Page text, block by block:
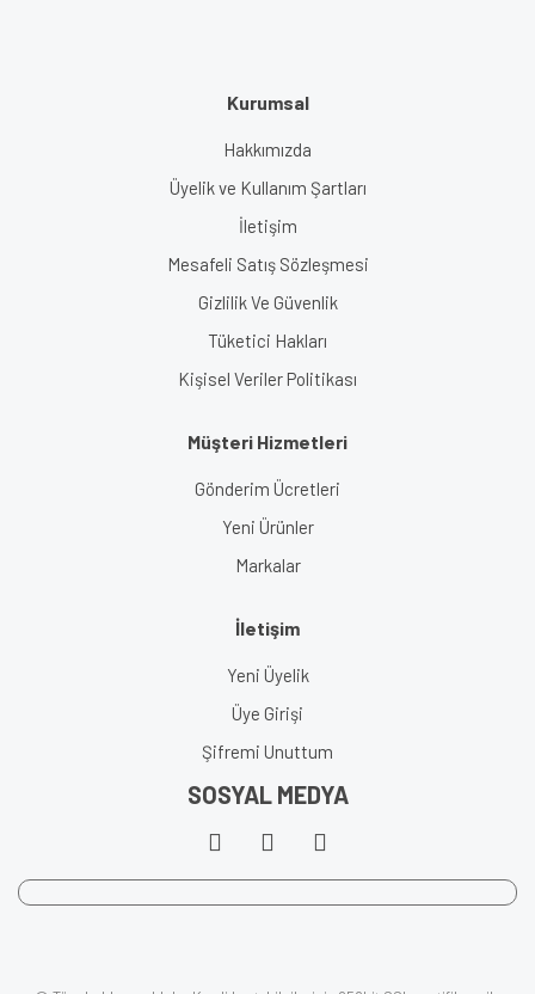
Kurumsal
Hakkımızda
Üyelik ve Kullanım Şartları
İletişim
Mesafeli Satış Sözleşmesi
Gizlilik Ve Güvenlik
Tüketici Hakları
Kişisel Veriler Politikası
Müşteri Hizmetleri
Gönderim Ücretleri
Yeni Ürünler
Markalar
İletişim
Yeni Üyelik
Üye Girişi
Şifremi Unuttum
SOSYAL MEDYA